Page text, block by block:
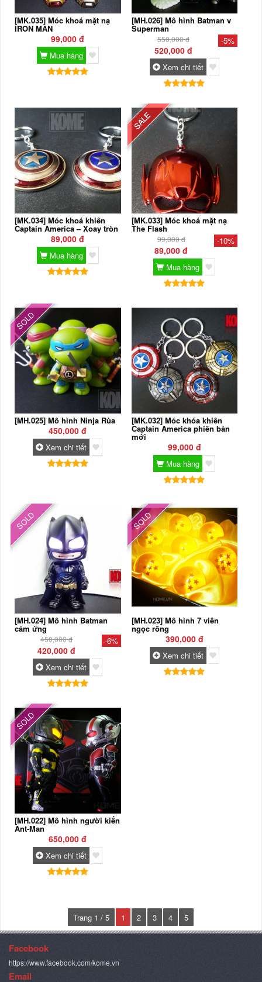
[MK.035] Móc khoá mặt nạ
IRON MAN
99,000 đ
Mua hàng
[MH.026] Mô hình Batman v
Superman
550,000 đ -5%
520,000 đ
Xem chi tiết
[MK.034] Móc khoá khiên
Captain America – Xoay tròn
89,000 đ
Mua hàng
[MK.033] Móc khoá mặt nạ
The Flash
99,000 đ -10%
89,000 đ
SALE
Mua hàng
[MH.025] Mô hình Ninja Rùa
450,000 đ
SOLD
Xem chi tiết
[MK.032] Móc khóa khiên
Captain America phiên bản
mới
99,000 đ
Mua hàng
[MH.024] Mô hình Batman
cảm ứng
450,000 đ -6%
420,000 đ
SOLD
Xem chi tiết
[MH.023] Mô hình 7 viên
ngọc rồng
390,000 đ
SOLD
Xem chi tiết
[MH.022] Mô hình người kiến
Ant-Man
650,000 đ
SOLD
Xem chi tiết
Trang 1 / 5 1 2 3 4 5
Facebook
https://www.facebook.com/kome.vn
Email